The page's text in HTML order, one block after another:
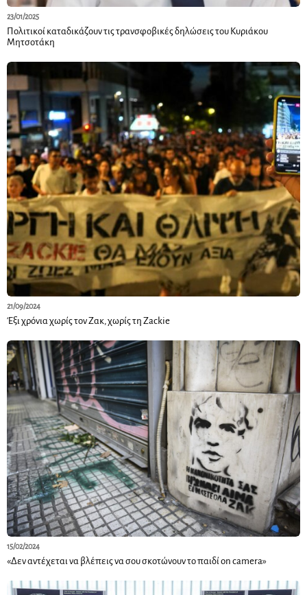
23/01/2025
Πολιτικοί καταδικάζουν τις τρανσφοβικές δηλώσεις του Κυριάκου
Μητσοτάκη
21/09/2024
Έξι χρόνια χωρίς τον Ζακ, χωρίς τη Ζackie
15/02/2024
«Δεν αντέχεται να βλέπεις να σου σκοτώνουν το παιδί on camera»